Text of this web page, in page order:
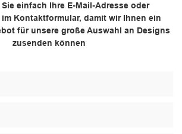
einfach Ihre E-Mail-Adresse oder
Kontaktformular, damit wir Ihnen ein
für unsere große Auswahl an Designs
zusenden können